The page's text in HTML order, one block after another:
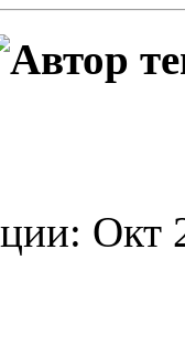
Окт